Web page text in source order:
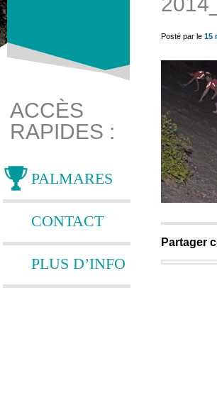
get_post_meta(get_the_ID(), 'thumb', true) ?>
ACCÈS
RAPIDES :
PALMARES
CONTACT
PLUS D’INFO
Posté par le 15
Partager